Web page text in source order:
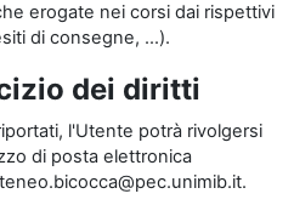
erogate nei corsi dai rispettivi
di consegne, …).
dei diritti
l'Utente potrà rivolgersi
di posta elettronica